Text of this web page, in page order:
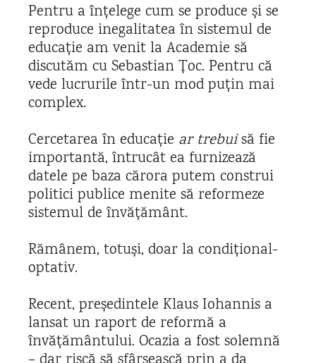
Pentru a înțelege cum se produce și se
reproduce inegalitatea în sistemul de
educație am venit la Academie să
discutăm cu Sebastian Țoc. Pentru că
vede lucrurile într-un mod puțin mai
complex.
Cercetarea în educație ar trebuisă fie
importantă, întrucât ea furnizează
datele pe baza cărora putem construi
politici publice menite să reformeze
sistemul de învățământ.
Rămânem, totuși, doar la condițional-
optativ.
Recent, președintele Klaus Iohannis a
lansat un raport de reformă a
învățământului. Ocazia a fost solemnă